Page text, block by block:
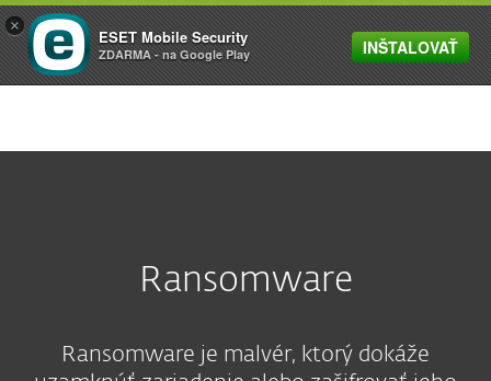
MENU
Ransomware
Ransomware je malvér, ktorý dokáže
×
ESET Mobile Security
ZDARMA - na Google Play INŠTALOVAŤ